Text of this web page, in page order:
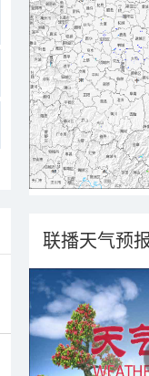
联播天气预